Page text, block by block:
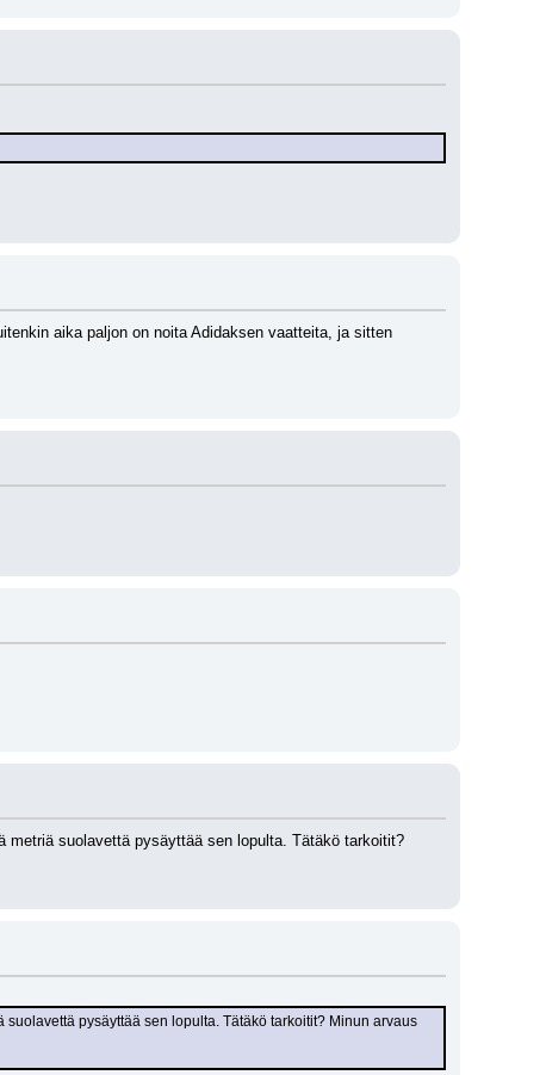
aika paljon on noita Adidaksen vaatteita, ja sitten
suolavettä pysäyttää sen lopulta. Tätäkö tarkoitit?
pysäyttää sen lopulta. Tätäkö tarkoitit? Minun arvaus